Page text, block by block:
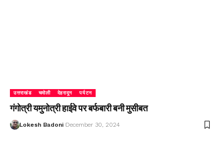
उत्तराखंड चमोली देहरादून पर्यटन
गंगोत्री यमुनोत्री हाईवे पर बर्फबारी बनी मुसीबत
Lokesh Badoni December 30, 2024